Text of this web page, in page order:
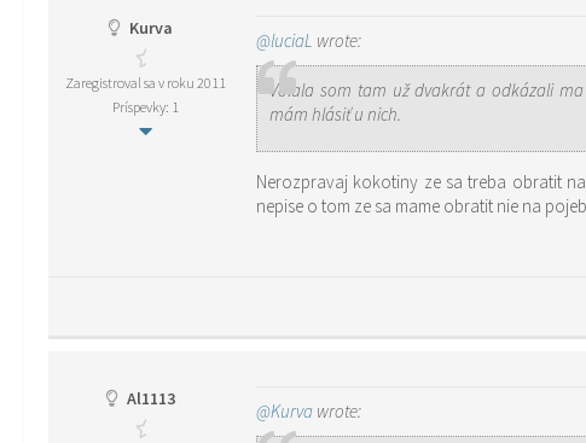
Kurva
Zaregistroval sa v roku 2011
Príspevky: 1
@luciaL wrote:
Volala som tam už dvakrát a odkázali
mám hlásiť u nich.
Nerozpravaj kokotiny ze sa treba obratit
nepise o tom ze sa mame obratit nie na
Al1113
@Kurva wrote: